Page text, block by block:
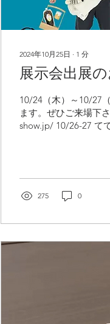
2024年10月25日 ∙ 1 分
展示会出展
10/24（木）～10/27
ます。ぜひご来場
show.jp/ 10/26-27
275 0